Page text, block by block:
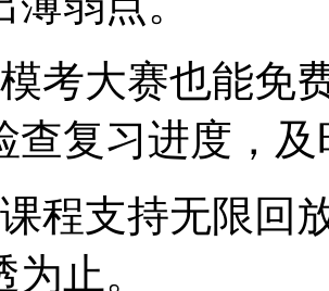
考大赛也能免
查复习进度，
程支持无限回
止。